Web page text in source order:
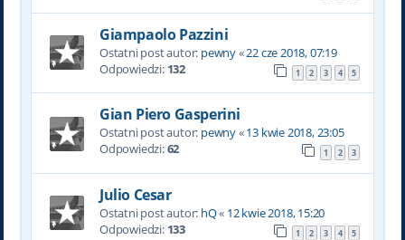
Giampaolo Pazzini
Ostatni post autor: pewny«22 cze 2018, 07:19
Odpowiedzi: 132 1 2 3 4 5
Gian Piero Gasperini
Ostatni post autor: pewny«13 kwie 2018, 23:05
Odpowiedzi:62 1 2 3
Julio Cesar
Ostatni post autor: hQ« 12 kwie 2018, 15:20
Odpowiedzi: 133 1 2 3 4 5